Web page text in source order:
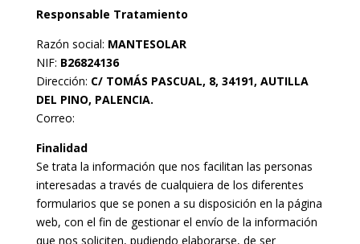
Responsable Tratamiento
Razón social: MANTESOLAR
NIF: B26824136
Dirección: C/ TOMÁS PASCUAL, 8, 34191, AUTILLA
DEL PINO, PALENCIA.
Correo:
Finalidad
Se trata la información que nos facilitan las personas
interesadas a través de cualquiera de los diferentes
formularios que se ponen a su disposición en la página
web, con el fin de gestionar el envío de la información
que nos soliciten, pudiendo elaborarse, de ser